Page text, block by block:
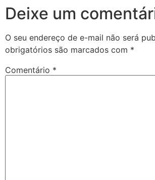
Deixe um
O seu endereço de e-mail não será
obrigatórios são marcados com *
Comentário *